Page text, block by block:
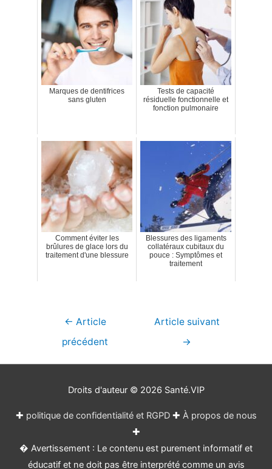
Marques de dentifrices
sans gluten
Tests de capacité
résiduelle fonctionnelle et
fonction pulmonaire
Comment éviter les
brûlures de glace lors du
traitement d'une blessure
Blessures des ligaments
collatéraux cubitaux du
pouce : Symptômes et
traitement
Navigation
← Article
précédent
Article suivant
→
Droits d'auteur © 2026 Santé.VIP
✚ politique de confidentialité et RGPD✚ À propos de nous
✚
� Avertissement : Le contenu est purement informatif et
éducatif et ne doit pas être interprété comme un avis